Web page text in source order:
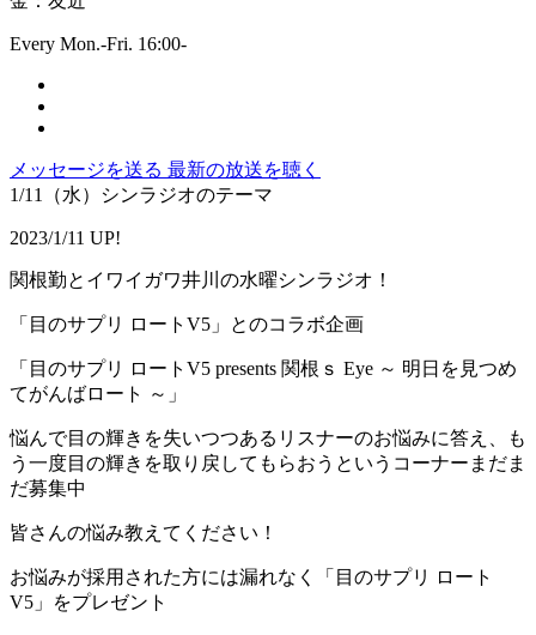
Every Mon.-Fri. 16:00-
メッセージを送る 最新の放送を聴く
1/11（水）シンラジオのテーマ
2023/1/11 UP!
関根勤とイワイガワ井川の水曜シンラジオ！
「目のサプリ ロートV5」とのコラボ企画
「目のサプリ ロートV5 presents 関根ｓ Eye ～ 明日を見つめ
てがんばロート ～」
悩んで目の輝きを失いつつあるリスナーのお悩みに答え、も
う一度目の輝きを取り戻してもらおうというコーナーまだま
だ募集中
皆さんの悩み教えてください！
お悩みが採用された方には漏れなく「目のサプリ ロート
V5」をプレゼント